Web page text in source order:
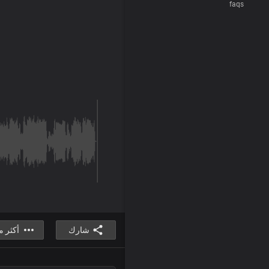
faqs
شارك أكثر